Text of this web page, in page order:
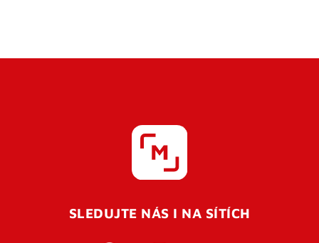
SLEDUJTE NÁS I NA SÍTÍCH